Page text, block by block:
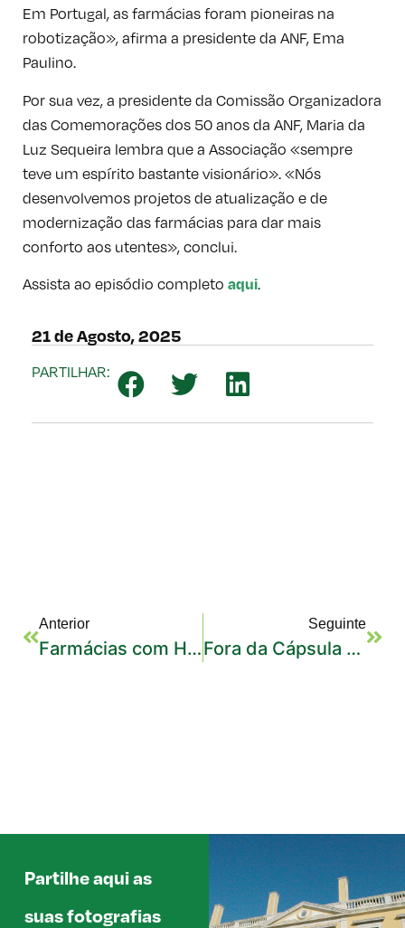
Em Portugal, as farmácias foram pioneiras na
robotização», afirma a presidente da ANF, Ema
Paulino.
Por sua vez, a presidente da Comissão Organizadora
das Comemorações dos 50 anos da ANF, Maria da
Luz Sequeira lembra que a Associação «sempre
teve um espírito bastante visionário». «Nós
desenvolvemos projetos de atualização e de
modernização das farmácias para dar mais
conforto aos utentes», conclui.
Assista ao episódio completo aqui.
21 de Agosto, 2025
PARTILHAR:
Anterior
Farmácias com Histórias #6: Farmácia da Penha (Faro)
Seguinte
Fora da Cápsula #7 – António Portela: «Os dados recolhidos nas farmácias são muito úteis para o desenvolvimento de novos medicamentos»
Partilhe aqui as
suas fotografias